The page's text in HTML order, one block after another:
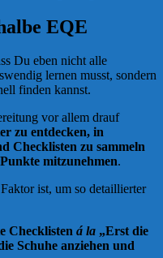
EQE
Du eben nicht alle
lernen musst, sondern
finden kannst.
vor allem drauf
zu entdecken, in
Checklisten zu sammeln
mitzunehmen.
ist, um so detaillierter
Checklisten á la „Erst die
Schuhe anziehen und